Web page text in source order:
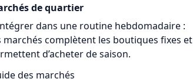
de quartier
dans une routine hebdomadaire :
marchés complètent les boutiques fixes et
d’acheter de saison.
des marchés